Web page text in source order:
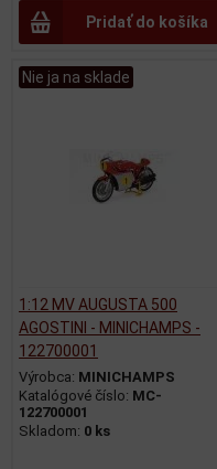
Pridať do košíka
Nie ja na sklade
1:12 MV AUGUSTA 500
AGOSTINI - MINICHAMPS -
122700001
Výrobca: MINICHAMPS
Katalógové číslo: MC-
122700001
Skladom: 0 ks